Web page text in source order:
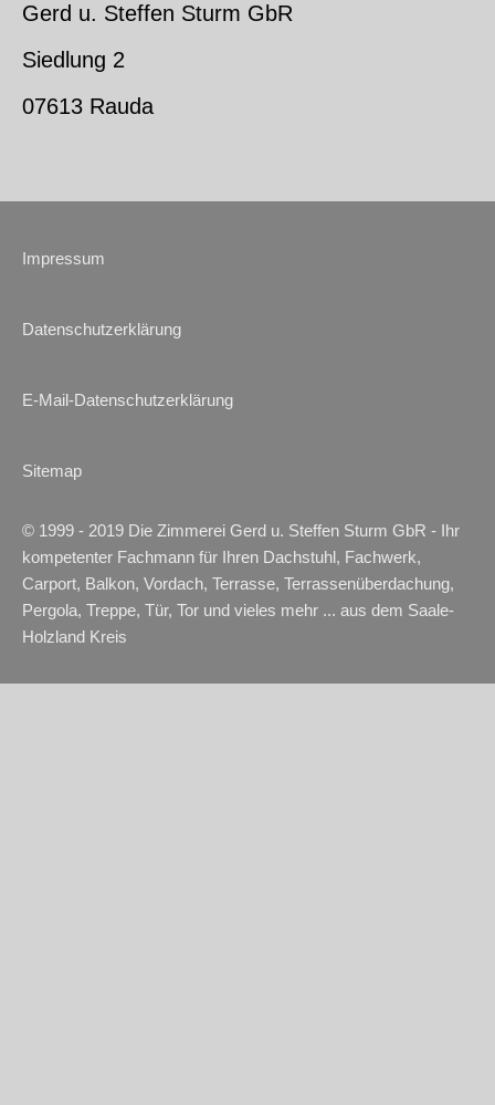
Gerd u. Steffen Sturm GbR
Siedlung 2
07613 Rauda
Impressum
Datenschutzerklärung
E-Mail-Datenschutzerklärung
Sitemap
© 1999 - 2019 Die Zimmerei Gerd u. Steffen Sturm GbR - Ihr
kompetenter Fachmann für Ihren Dachstuhl, Fachwerk,
Carport, Balkon, Vordach, Terrasse, Terrassenüberdachung,
Pergola, Treppe, Tür, Tor und vieles mehr ... aus dem Saale-
Holzland Kreis